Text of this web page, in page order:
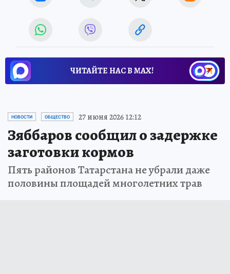
ЧИТАЙТЕ НАС В МАХ!
НОВОСТИ ОБЩЕСТВО 27 июня 2026 12:12
Зяббаров сообщил о задержке
заготовки кормов
Пять районов Татарстана не убрали даже
половины площадей многолетних трав